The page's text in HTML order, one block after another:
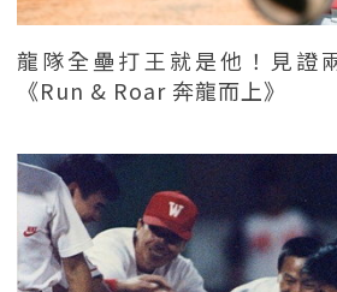
龍隊全壘打王就是他！見證
《Run & Roar 奔龍而上》